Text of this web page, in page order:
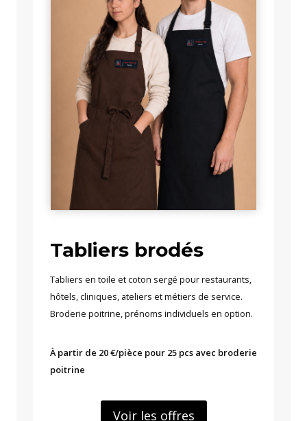
Tabliers brodés
Tabliers en toile et coton sergé pour restaurants,
hôtels, cliniques, ateliers et métiers de service.
Broderie poitrine, prénoms individuels en option.
À partir de 20 €/pièce pour 25 pcs avec broderie
poitrine
Voir les offres